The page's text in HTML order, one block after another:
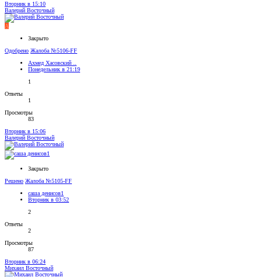
Вторник в 15:10
Валерий Восточный
А
Закрыто
Одобрено Жалоба №5106-FF
Ахмед Хасовский ..
Понедельник в 21:19
1
Ответы
1
Просмотры
83
Вторник в 15:06
Валерий Восточный
Закрыто
Решено Жалоба №5105-FF
саша денисов1
Вторник в 03:52
2
Ответы
2
Просмотры
87
Вторник в 06:24
Михаил Восточный